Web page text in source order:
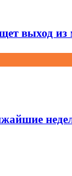
выход из